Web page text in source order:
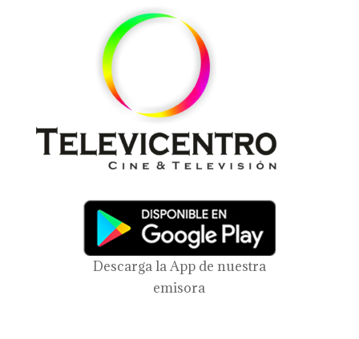
Descarga la App de nuestra
emisora